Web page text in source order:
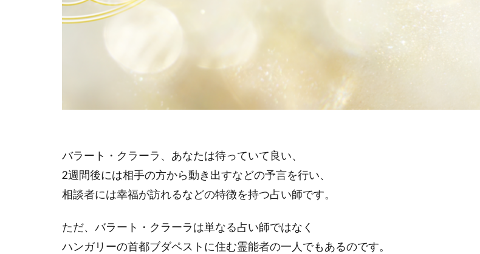
バラート・クラーラ、あなたは待っていて良い、
2週間後には相手の方から動き出すなどの予言を行い、
相談者には幸福が訪れるなどの特徴を持つ占い師です。
ただ、バラート・クラーラは単なる占い師ではなく
ハンガリーの首都ブダペストに住む霊能者の一人でもあるのです。